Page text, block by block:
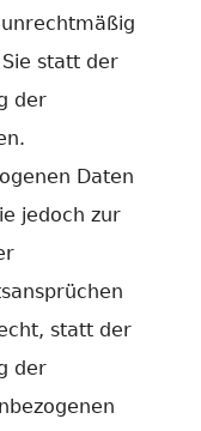
statt der
der
Daten
jedoch zur
statt der
der